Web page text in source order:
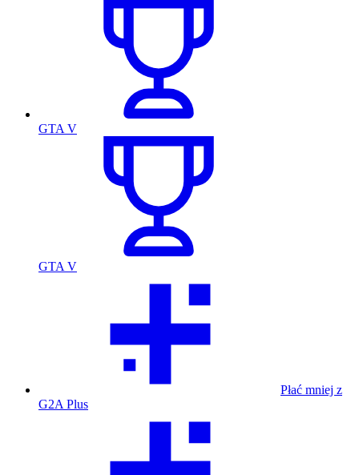
GTA V
GTA V
Płać mniej z
G2A Plus